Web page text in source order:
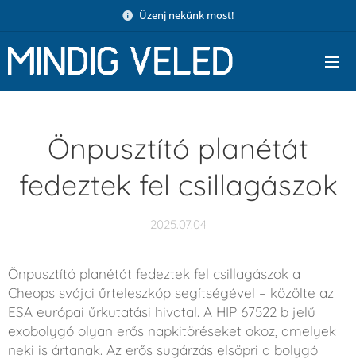
Üzenj nekünk most!
Önpusztító planétát
fedeztek fel csillagászok
2025.07.04
Önpusztító planétát fedeztek fel csillagászok a
Cheops svájci űrteleszkóp segítségével – közölte az
ESA európai űrkutatási hivatal. A HIP 67522 b jelű
exobolygó olyan erős napkitöréseket okoz, amelyek
neki is ártanak. Az erős sugárzás elsöpri a bolygó